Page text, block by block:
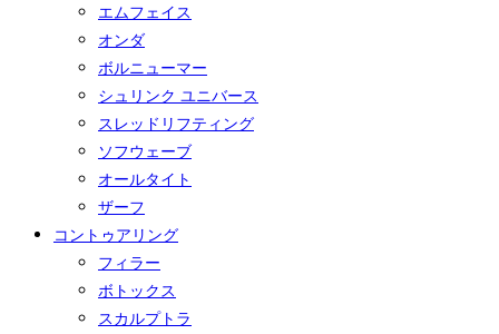
エムフェイス
オンダ
ボルニューマー
シュリンク ユニバース
スレッドリフティング
ソフウェーブ
オールタイト
ザーフ
コントゥアリング
フィラー
ボトックス
スカルプトラ